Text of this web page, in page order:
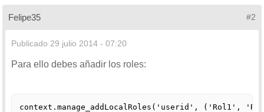
Felipe35 #2
Publicado 29 julio 2014 - 07:20
Para ello debes añadir los roles:
context.manage_addLocalRoles('userid', ('Rol1',